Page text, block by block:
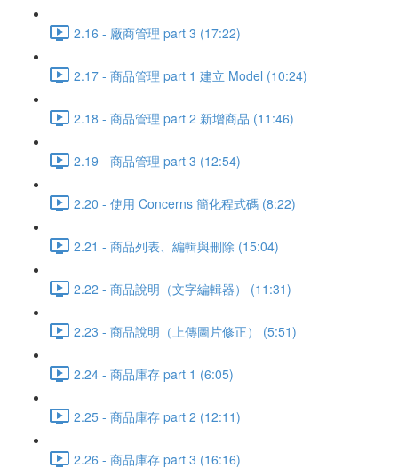
2.16 - 廠商管理 part 3 (17:22)
2.17 - 商品管理 part 1 建立 Model (10:24)
2.18 - 商品管理 part 2 新增商品 (11:46)
2.19 - 商品管理 part 3 (12:54)
2.20 - 使用 Concerns 簡化程式碼 (8:22)
2.21 - 商品列表、編輯與刪除 (15:04)
2.22 - 商品說明（文字編輯器） (11:31)
2.23 - 商品說明（上傳圖片修正） (5:51)
2.24 - 商品庫存 part 1 (6:05)
2.25 - 商品庫存 part 2 (12:11)
2.26 - 商品庫存 part 3 (16:16)